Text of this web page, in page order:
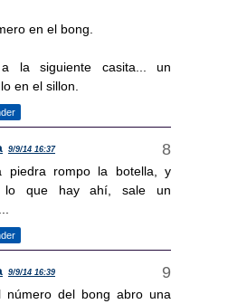
en el bong.
la siguiente casita... un
en el sillon.
9/9/14 16:37
piedra rompo la botella, y
lo que hay ahí, sale un
9/9/14 16:39
número del bong abro una